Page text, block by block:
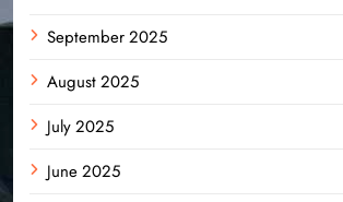
September 2025
August 2025
July 2025
June 2025